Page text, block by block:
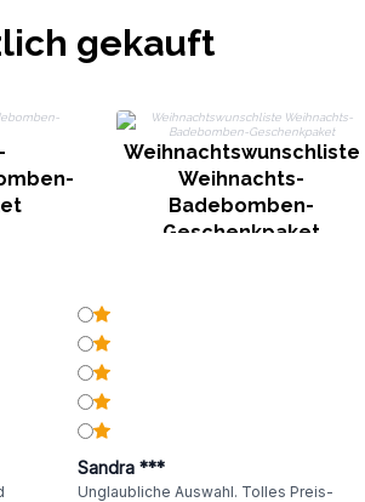
gekauft
Weihnachtswunschliste
Weihnachts-
Badebomben-
Geschenkpaket
Sandra ***
Unglaubliche Auswahl. Tolles Preis-